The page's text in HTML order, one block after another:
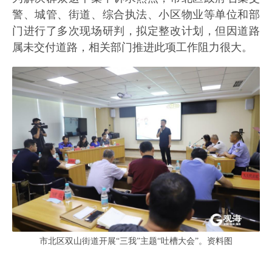
警、城管、街道、综合执法、小区物业等单位和部
门进行了多次现场研判，拟定整改计划，但因道路
属未交付道路，相关部门推进此项工作阻力很大。
市北区双山街道开展“三我”主题“吐槽大会”。资料图